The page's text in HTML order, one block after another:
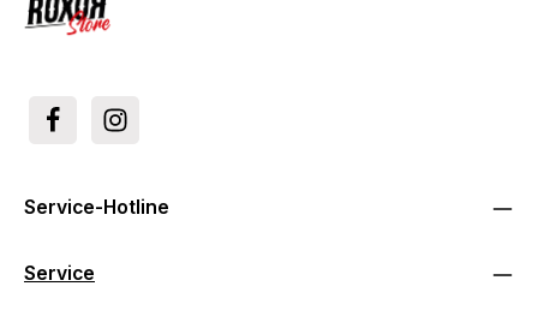
Service-Hotline
Service